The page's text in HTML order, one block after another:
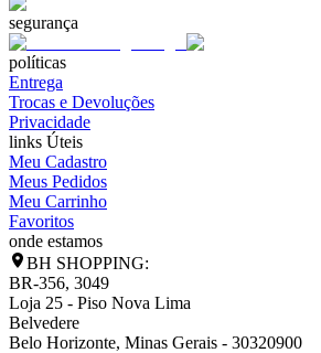
segurança
políticas
Entrega
Trocas e Devoluções
Privacidade
links Úteis
Meu Cadastro
Meus Pedidos
Meu Carrinho
Favoritos
onde estamos
BH SHOPPING:
BR-356, 3049
Loja 25 - Piso Nova Lima
Belvedere
Belo Horizonte, Minas Gerais - 30320900